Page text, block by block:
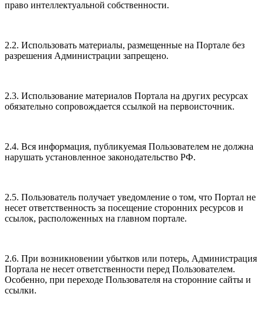
право интеллектуальной собственности.
2.2. Использовать материалы, размещенные на Портале без
разрешения Администрации запрещено.
2.3. Использование материалов Портала на других ресурсах
обязательно сопровождается ссылкой на первоисточник.
2.4. Вся информация, публикуемая Пользователем не должна
нарушать установленное законодательство РФ.
2.5. Пользователь получает уведомление о том, что Портал не
несет ответственность за посещение сторонних ресурсов и
ссылок, расположенных на главном портале.
2.6. При возникновении убытков или потерь, Администрация
Портала не несет ответственности перед Пользователем.
Особенно, при переходе Пользователя на сторонние сайты и
ссылки.